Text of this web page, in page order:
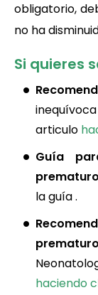
obligatorio,
no ha
Si quieres
articulo
Guía
la guía .
haciendo